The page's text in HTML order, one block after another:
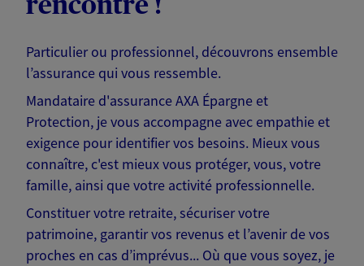
rencontre !
Particulier ou professionnel, découvrons ensemble
l’assurance qui vous ressemble.
Mandataire d'assurance AXA Épargne et
Protection, je vous accompagne avec empathie et
exigence pour identifier vos besoins. Mieux vous
connaître, c'est mieux vous protéger, vous, votre
famille, ainsi que votre activité professionnelle.
Constituer votre retraite, sécuriser votre
patrimoine, garantir vos revenus et l’avenir de vos
proches en cas d’imprévus... Où que vous soyez, je